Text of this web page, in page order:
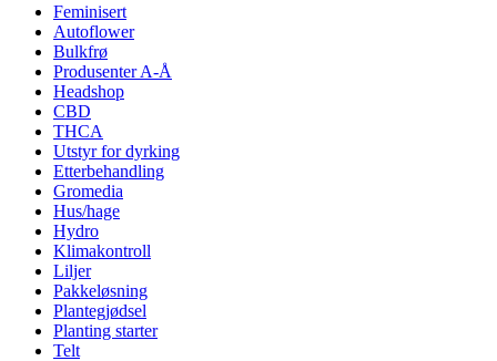
Feminisert
Autoflower
Bulkfrø
Produsenter A-Å
Headshop
CBD
THCA
Utstyr for dyrking
Etterbehandling
Gromedia
Hus/hage
Hydro
Klimakontroll
Liljer
Pakkeløsning
Plantegjødsel
Planting starter
Telt